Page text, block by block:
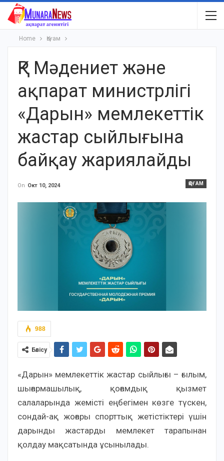
Home Қоғам
ҚР Мәдениет және
ақпарат министрлігі
«Дарын» мемлекеттік
жастар сыйлығына
байқау жариялайды
ҚОҒАМ
On Окт 10, 2024
988
Бөлісу
«Дарын» мемлекеттік жастар сыйлығы – ғылым,
шығармашылық, қоғамдық қызмет
салаларында жемiстi еңбегімен көзге түскен,
сондай-ақ жоғары спорттық жетістіктері үшін
дарынды жастарды мемлекет тарапынан
қолдау мақсатында ұсынылады.